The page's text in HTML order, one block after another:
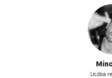
Liczba